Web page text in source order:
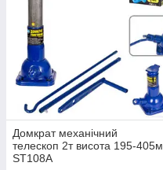
Домкрат механічний
телескоп 2т висота 195-405м
ST108А